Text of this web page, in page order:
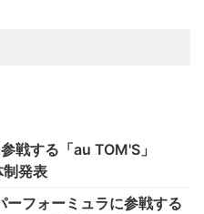
戦する「au TOM'S」
制発表
ーフォーミュラに参戦する